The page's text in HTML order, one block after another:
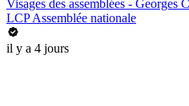
Visages des assemblées - Georges
LCP Assemblée nationale
il y a 4 jours